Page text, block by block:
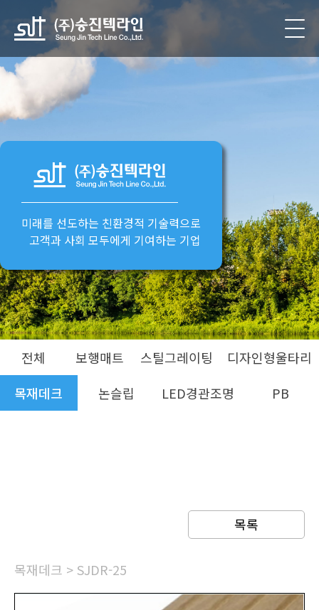
미래를 선도하는 친환경적 기술력으로
고객과 사회 모두에게 기여하는 기업
전체 보행매트 스틸그레이팅
디자인형울타리
목재데크
논슬립 LED경관조명 PB
목록
목재데크 > SJDR-25